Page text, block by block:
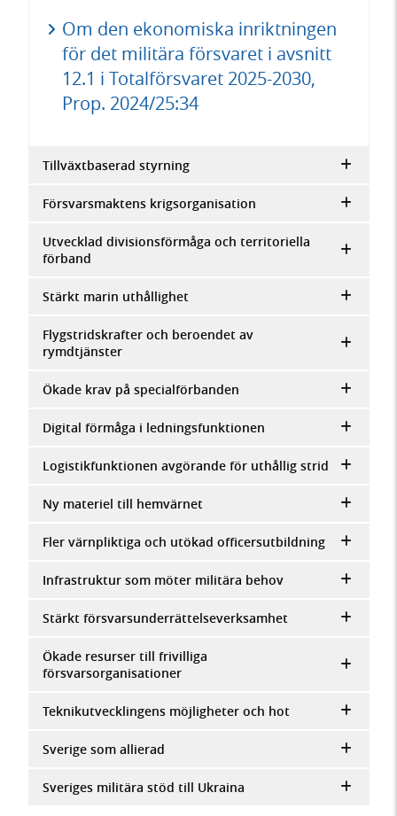
Om den ekonomiska inriktningen
för det militära försvaret i avsnitt
12.1 i Totalförsvaret 2025-2030,
Prop. 2024/25:34
Tillväxtbaserad styrning
Försvarsmaktens krigsorganisation
Utvecklad divisionsförmåga och territoriella
förband
Stärkt marin uthållighet
Flygstridskrafter och beroendet av
rymdtjänster
Ökade krav på specialförbanden
Digital förmåga i ledningsfunktionen
Logistikfunktionen avgörande för uthållig strid
Ny materiel till hemvärnet
Fler värnpliktiga och utökad officersutbildning
Infrastruktur som möter militära behov
Stärkt försvarsunderrättelseverksamhet
Ökade resurser till frivilliga
försvarsorganisationer
Teknikutvecklingens möjligheter och hot
Sverige som allierad
Sveriges militära stöd till Ukraina